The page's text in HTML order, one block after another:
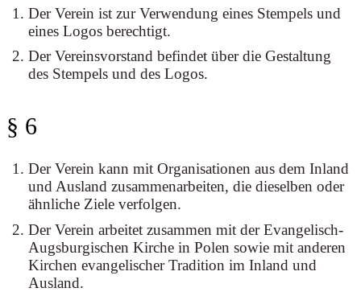
Der Verein ist zur Verwendung eines Stempels und
eines Logos berechtigt.
Der Vereinsvorstand befindet über die Gestaltung
des Stempels und des Logos.
§ 6
Der Verein kann mit Organisationen aus dem Inland
und Ausland zusammenarbeiten, die dieselben oder
ähnliche Ziele verfolgen.
Der Verein arbeitet zusammen mit der Evangelisch-
Augsburgischen Kirche in Polen sowie mit anderen
Kirchen evangelischer Tradition im Inland und
Ausland.